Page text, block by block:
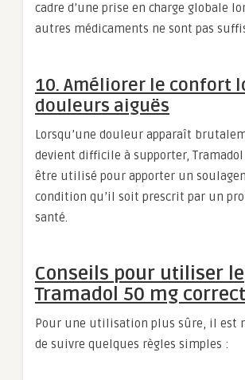
cadre d’une prise en charge globale
autres médicaments ne sont pas
10. Améliorer le confort
douleurs aiguës
Lorsqu’une douleur apparaît
devient difficile à supporter,
être utilisé pour apporter un
condition qu’il soit prescrit par un
santé.
Conseils pour utiliser le
Tramadol 50 mg
Pour une utilisation plus sûre, il est
de suivre quelques règles simples :